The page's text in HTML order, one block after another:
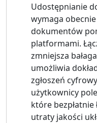
Udostępnianie
wymaga
dokumentów
platformami.
zmniejsza
umożliwia
zgłoszeń
użytkownicy
które bezpłatnie
utraty jakości